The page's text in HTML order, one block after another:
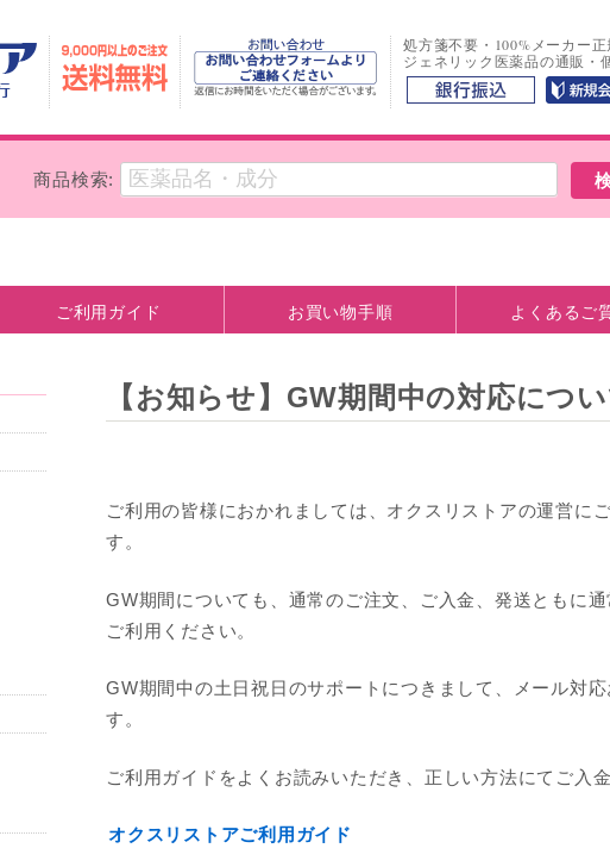
処方箋不要・100%メーカー
ジェネリック医薬品の通販・
商品検索:
ご利用ガイド お買い物手順 よくあるご
【お知らせ】GW期間中の対応につ
ご利用の皆様におかれましては、オクスリストアの運営に
す。
GW期間についても、通常のご注文、ご入金、発送ともに
ご利用ください。
GW期間中の土日祝日のサポートにつきまして、メール対
す。
ご利用ガイドをよくお読みいただき、正しい方法にてご入
オクスリストアご利用ガイド